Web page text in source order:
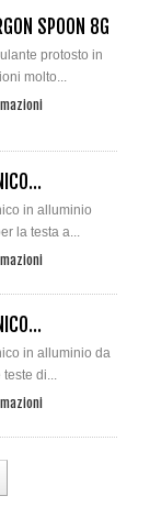
SPOON 8G
protosto in
molto...
in alluminio
la testa a...
in alluminio da
di...